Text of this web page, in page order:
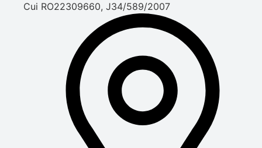
Cui RO22309660, J34/589/2007